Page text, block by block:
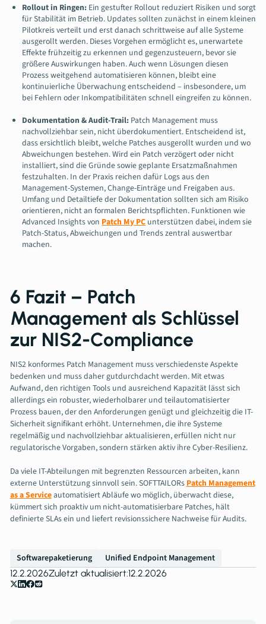
Rollout in Ringen: Ein gestufter Rollout reduziert Risiken und sorgt
für Stabilität im Betrieb. Updates sollten zunächst in einem kleinen
Pilotkreis verteilt und erst danach schrittweise auf alle Systeme
ausgerollt werden. Dieses Vorgehen ermöglicht es, unerwartete
Effekte frühzeitig zu erkennen und gegenzusteuern, bevor sie
größere Auswirkungen haben. Auch wenn Lösungen diesen
Prozess weitgehend automatisieren können, bleibt eine
kontinuierliche Überwachung entscheidend – insbesondere, um
bei Fehlern oder Inkompatibilitäten schnell eingreifen zu können.
Dokumentation & Audit-Trail: Patch Management muss
nachvollziehbar sein, nicht überdokumentiert. Entscheidend ist,
dass ersichtlich bleibt, welche Patches ausgerollt wurden und wo
Abweichungen bestehen. Wird ein Patch verzögert oder nicht
installiert, sind die Gründe sowie geplante Ersatzmaßnahmen
festzuhalten. In der Praxis reichen dafür Logs aus den
Management-Systemen, Change-Einträge und Freigaben aus.
Umfang und Detailtiefe der Dokumentation sollten sich am Risiko
orientieren, nicht an formalen Berichtspflichten. Funktionen wie
Advanced Insights vonPatch My PCunterstützen dabei, indem sie
Patch-Status, Abweichungen und Trends zentral auswertbar
machen.
6 Fazit – Patch
Management als Schlüssel
zur NIS2-Compliance
NIS2 konformes Patch Management muss verschiedenste Aspekte
bedenken und muss daher gutdurchdacht werden. Mit etwas
Aufwand, den richtigen Tools und ausreichend Kapazität lässt sich
allerdings ein robuster, wiederholbarer und teilautomatisierter
Prozess bauen, der den Anforderungen genügt und gleichzeitig die IT-
Sicherheit signifikant erhöht. Unternehmen, die ihre Systeme
regelmäßig und nachvollziehbar aktualisieren, erfüllen nicht nur
regulatorische Vorgaben, sondern stärken aktiv ihre Cyber-Resilienz.
Da viele IT-Abteilungen mit begrenzten Ressourcen arbeiten, kann
externe Unterstützung sinnvoll sein. SOFTTAILORs Patch Management
as a Serviceautomatisiert Abläufe wo möglich, überwacht diese,
kümmert sich proaktiv um nicht-automatisierbare Patches, hält
definierte SLAs ein und liefert revisionssichere Nachweise für Audits.
Softwarepaketierung Unified Endpoint Management
12.2.2026Zuletzt aktualisiert:12.2.2026